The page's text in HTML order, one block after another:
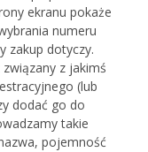
ekranu pokaże
numeru
zakup dotyczy.
z jakimś
(lub
dodać go do
takie
pojemność